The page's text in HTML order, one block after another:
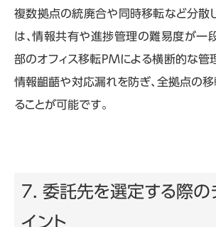
複数拠点の統廃合や同時移転など分散
は、情報共有や進捗管理の難易度が一
部のオフィス移転PMによる横断的な管
情報齟齬や対応漏れを防ぎ、全拠点の
ることが可能です。
7. 委託先を選定する際の
イント